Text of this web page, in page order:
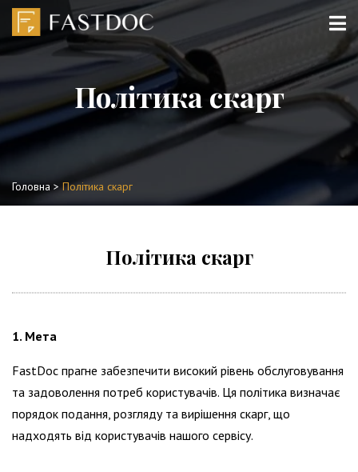
Політика скарг
Головна > Політика скарг
Політика скарг
1. Мета
FastDoc прагне забезпечити високий рівень обслуговування
та задоволення потреб користувачів. Ця політика визначає
порядок подання, розгляду та вирішення скарг, що
надходять від користувачів нашого сервісу.